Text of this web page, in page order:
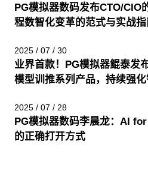
PG模拟器数码发布CTO/CIO
程数智化变革的范式与实战
2025 / 07 / 30
业界首款！PG模拟器鲲泰发
模型训推系列产品，持续强
2025 / 07 / 28
PG模拟器数码李晨龙：AI
的正确打开方式